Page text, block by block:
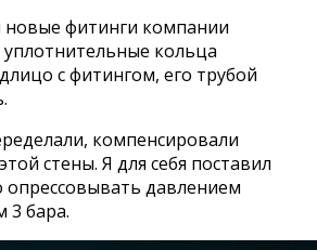
новые фитинги компании
кольца
с фитингом, его трубой
компенсировали
стены. Я для себя поставил
опрессовывать давлением
3 бара.